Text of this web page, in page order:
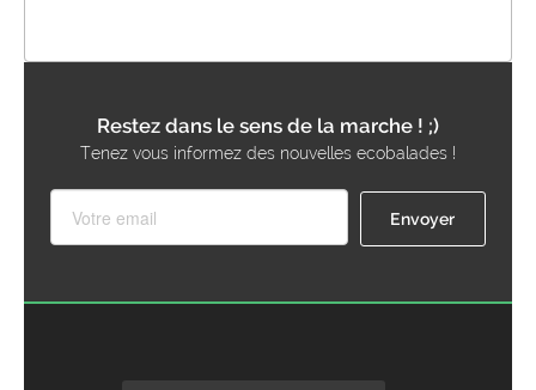
Restez dans le sens de la marche ! ;)
Tenez vous informez des nouvelles ecobalades !